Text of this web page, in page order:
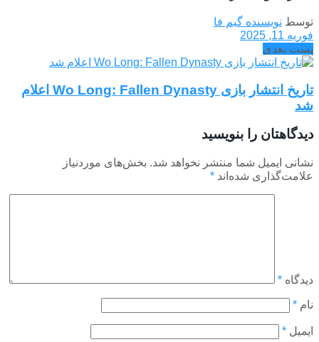
توسط نویسنده گیم فا
فوریه 11, 2025
پست بعدی
تاریخ انتشار بازی Wo Long: Fallen Dynasty اعلام
شد
دیدگاهتان را بنویسید
نشانی ایمیل شما منتشر نخواهد شد. بخش‌های موردنیاز
علامت‌گذاری شده‌اند *
دیدگاه *
نام *
ایمیل *